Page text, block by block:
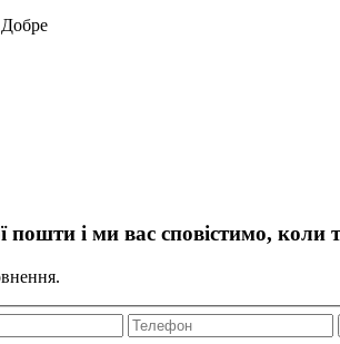
Добре
пошти і ми вас сповістимо, коли